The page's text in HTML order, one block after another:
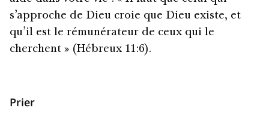
s’approche de Dieu croie que Dieu existe, et
qu’il est le rémunérateur de ceux qui le
cherchent » (Hébreux 11:6).
Prier